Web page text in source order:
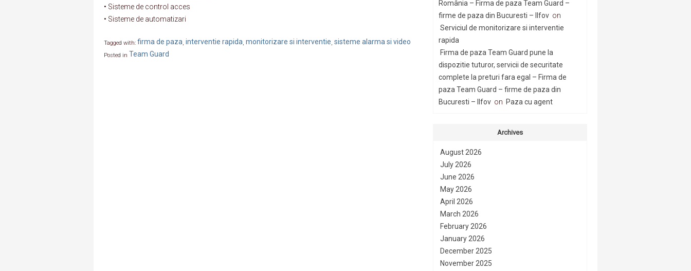
• Sisteme de control acces
• Sisteme de automatizari
Tagged with: firma de paza interventie rapida monitorizare si interventie sisteme alarma si video
Posted in Team Guard
România – Firma de paza Team Guard –
firme de paza din Bucuresti – Ilfov on
Serviciul de monitorizare si interventie
rapida
Firma de paza Team Guard pune la
dispozitie tuturor, servicii de securitate
complete la preturi fara egal – Firma de
paza Team Guard – firme de paza din
Bucuresti – Ilfov on Paza cu agent
Archives
August 2026
July 2026
June 2026
May 2026
April 2026
March 2026
February 2026
January 2026
December 2025
November 2025